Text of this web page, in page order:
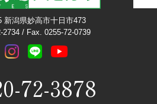
新潟県妙高市十日市473
2734 / Fax. 0255-72-0739
72-3878